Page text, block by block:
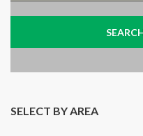
SELECT BY AREA